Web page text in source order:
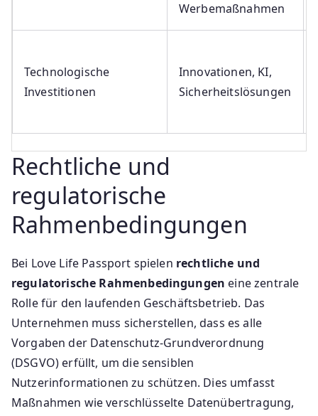
Werbemaßnahmen
Technologische
Investitionen
Innovationen, KI,
Sicherheitslösungen
Rechtliche und
regulatorische
Rahmenbedingungen
Bei Love Life Passport spielen rechtliche und
regulatorische Rahmenbedingungen eine zentrale
Rolle für den laufenden Geschäftsbetrieb. Das
Unternehmen muss sicherstellen, dass es alle
Vorgaben der Datenschutz-Grundverordnung
(DSGVO) erfüllt, um die sensiblen
Nutzerinformationen zu schützen. Dies umfasst
Maßnahmen wie verschlüsselte Datenübertragung,